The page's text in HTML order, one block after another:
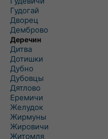
Гудогай
Дворец
Демброво
Деречин
Дитва
Дотишки
Дубно
Дубовцы
Дятлово
Еремичи
Желудок
Жирмуны
Жировичи
Житомля